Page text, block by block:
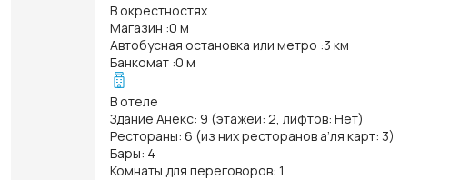
В окрестностях
Магазин :0 м
Автобусная остановка или метро :3 км
Банкомат :0 м
В отеле
Здание Анекс: 9 (этажей: 2, лифтов: Нет)
Рестораны: 6 (из них ресторанов а’ля карт: 3)
Бары: 4
Комнаты для переговоров: 1